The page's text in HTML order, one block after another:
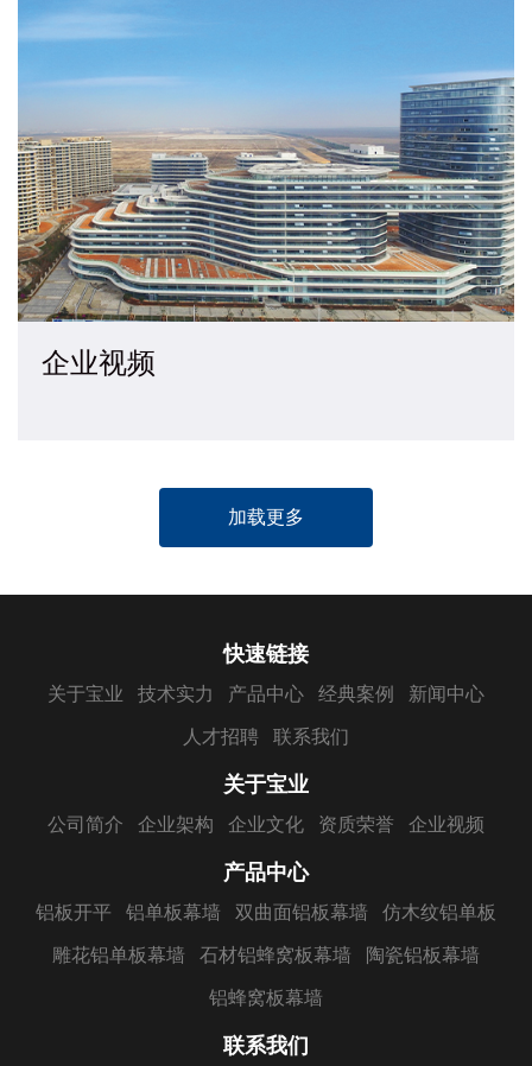
企业视频
加载更多
快速链接
关于宝业 技术实力 产品中心 经典案例 新闻中心
人才招聘 联系我们
关于宝业
公司简介 企业架构 企业文化 资质荣誉 企业视频
产品中心
铝板开平 铝单板幕墙 双曲面铝板幕墙 仿木纹铝单板
雕花铝单板幕墙 石材铝蜂窝板幕墙 陶瓷铝板幕墙
铝蜂窝板幕墙
联系我们